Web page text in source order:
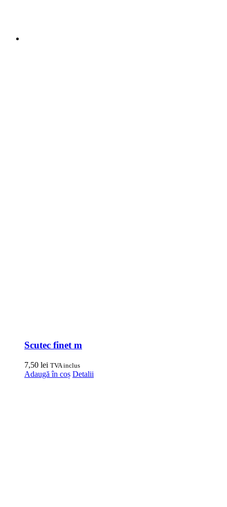
Scutec finet m
7,50 lei TVA inclus
Adaugă în coș Detalii